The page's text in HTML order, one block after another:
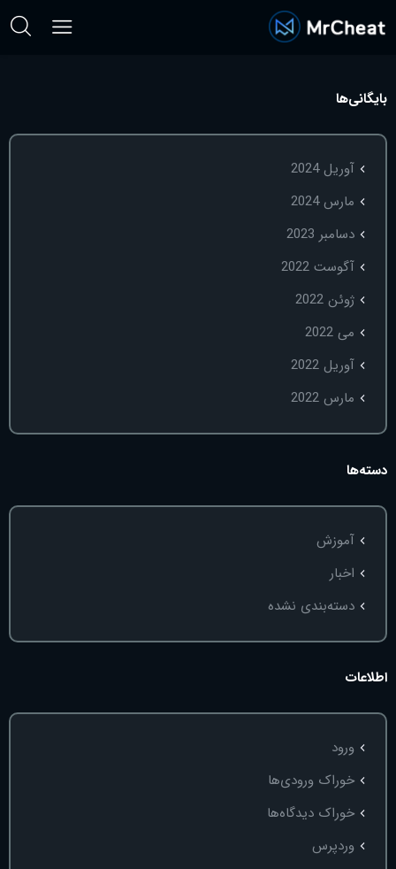
بایگانی‌ها
آوریل 2024
مارس 2024
دسامبر 2023
آگوست 2022
ژوئن 2022
می 2022
آوریل 2022
مارس 2022
دسته‌ها
آموزش
اخبار
دسته‌بندی نشده
اطلاعات
ورود
خوراک ورودی‌ها
خوراک دیدگاه‌ها
وردپرس